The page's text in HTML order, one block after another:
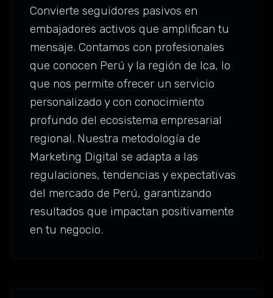
Convierte seguidores pasivos en
embajadores activos que amplifican tu
mensaje. Contamos con profesionales
que conocen Perú y la región de Ica, lo
que nos permite ofrecer un servicio
personalizado y con conocimiento
profundo del ecosistema empresarial
regional. Nuestra metodología de
Marketing Digital se adapta a las
regulaciones, tendencias y expectativas
del mercado de Perú, garantizando
resultados que impactan positivamente
en tu negocio.